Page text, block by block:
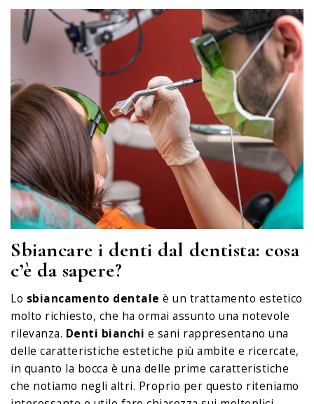
Sbiancare i denti dal dentista: cosa
c’è da sapere?
Lo sbiancamento dentale è un trattamento estetico
molto richiesto, che ha ormai assunto una notevole
rilevanza. Denti bianchi e sani rappresentano una
delle caratteristiche estetiche più ambite e ricercate,
in quanto la bocca è una delle prime caratteristiche
che notiamo negli altri. Proprio per questo riteniamo